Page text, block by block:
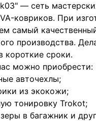
— сеть
ковриков. При
самый
производства.
короткие сроки.
можно приобрести:
авточехлы;
из экoкожи;
тонировку Trokot;
в багажник и